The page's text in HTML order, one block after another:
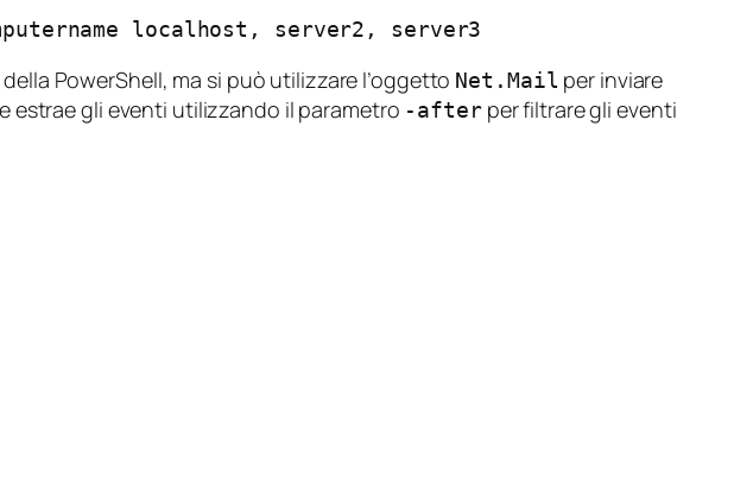
localhost, server2, server3
PowerShell, ma si può utilizzare l’oggetto Net.Mail per inviare
estrae gli eventi utilizzando il parametro -afterper filtrare gli eventi